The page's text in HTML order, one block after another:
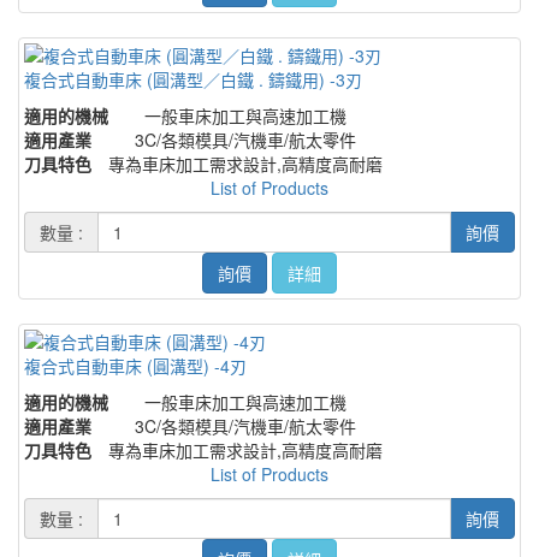
複合式自動車床 (圓溝型／白鐵 . 鑄鐵用) -3刃
適用的機械
一般車床加工與高速加工機
適用產業
3C/各類模具/汽機車/航太零件
刀具特色
專為車床加工需求設計,高精度高耐磨
List of Products
數量 :
詢價
詢價
詳細
複合式自動車床 (圓溝型) -4刃
適用的機械
一般車床加工與高速加工機
適用產業
3C/各類模具/汽機車/航太零件
刀具特色
專為車床加工需求設計,高精度高耐磨
List of Products
數量 :
詢價